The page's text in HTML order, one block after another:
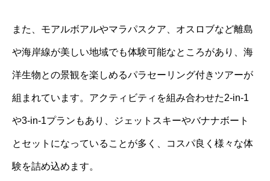
また、モアルボアルやマラパスクア、オスロブなど離島
や海岸線が美しい地域でも体験可能なところがあり、海
洋生物との景観を楽しめるパラセーリング付きツアーが
組まれています。アクティビティを組み合わせた2-in-1
や3-in-1プランもあり、ジェットスキーやバナナボート
とセットになっていることが多く、コスパ良く様々な体
験を詰め込めます。